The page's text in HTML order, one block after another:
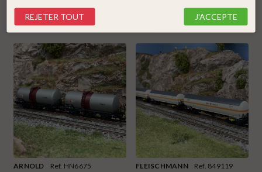
DÉTAIL DÉTAIL
ARNOLD
Ref. HN6675
FLEISCHMANN
Ref. 849119
REJETER TOUT J'ACCEPTE